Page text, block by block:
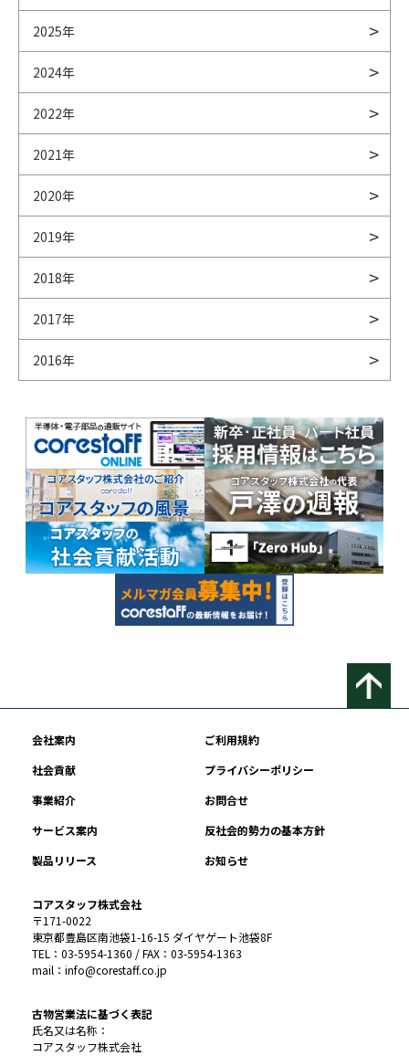
2025年
2024年
2022年
2021年
2020年
2019年
2018年
2017年
2016年
会社案内
ご利用規約
社会貢献
プライバシーポリシー
事業紹介
お問合せ
サービス案内
反社会的勢力の基本方針
製品リリース
お知らせ
コアスタッフ株式会社
〒171-0022
東京都豊島区南池袋1-16-15 ダイヤゲート池袋8F
TEL：03-5954-1360 / FAX：03-5954-1363
mail：info@corestaff.co.jp
古物営業法に基づく表記
氏名又は名称：
コアスタッフ株式会社